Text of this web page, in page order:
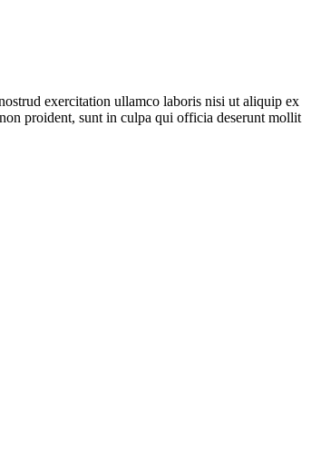
exercitation ullamco laboris nisi ut aliquip ex
proident, sunt in culpa qui officia deserunt mollit